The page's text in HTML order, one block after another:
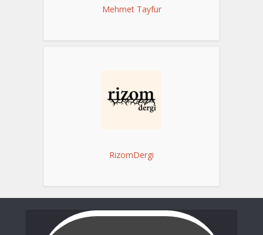
Mehmet Tayfur
RizomDergi